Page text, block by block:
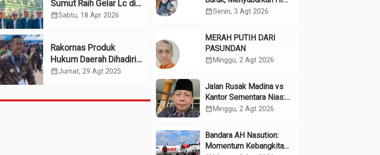
Sumut Raih Gelar Lc di
Universitas Al-Ahgaff,
calendar_monthSabtu, 18 Apr 2026
Rakornas Produk
Hukum Daerah Dihadiri
Bupati Madina
calendar_monthJumat, 29 Agt 2025
Pada Remaja
calendar_monthSenin, 3 Agt 2026
MERAH PUTIH DARI
PASUNDAN
calendar_month Minggu, 2 Agt 2026
Jalan Rusak Madina vs
Kantor Sementara Nias:
Kebijakan Pilih Kasih
calendar_month Minggu, 2 Agt 2026
Bandara AH Nasution:
Momentum Kebangkitan